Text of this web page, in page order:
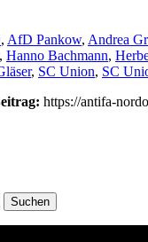
, AfD Pankow, Andrea
, Hanno Bachmann,
, SC Union, SC
https://antifa-
Suchen